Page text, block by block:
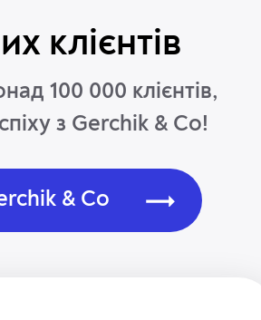
клієнтів
100 000 клієнтів,
з Gerchik & Co!
& Co